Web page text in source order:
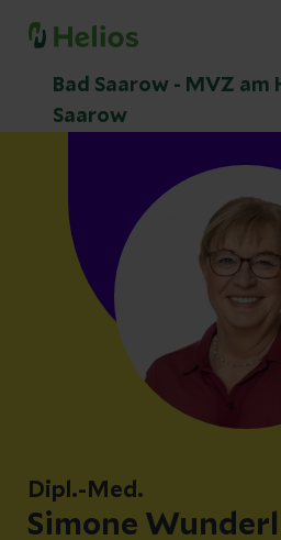
Bad Saarow - MVZ am
Saarow
Dipl.-Med.
Simone